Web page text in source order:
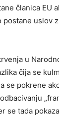
članica EU
uslov
u
čija se
se pokrene
se tada